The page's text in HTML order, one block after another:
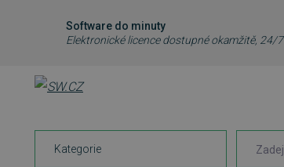
Software do minuty
Elektronické licence dostupné okamžitě, 24/7
Kategorie